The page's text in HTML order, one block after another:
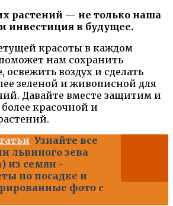
растений — не только наша
инвестиция в будущее.
красоты в каждом
нам сохранить
освежить воздух и сделать
зеленой и живописной для
Давайте вместе защитим и
красочной и
Узнайте все
львиного зева
из семян -
по посадке и
фото с